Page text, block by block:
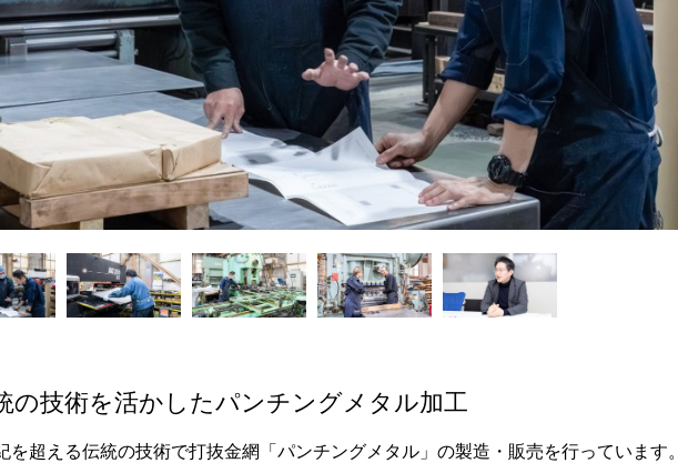
の技術を活かしたパンチングメタル加工
を超える伝統の技術で打抜金網「パンチングメタル」の製造・販売を行っています。